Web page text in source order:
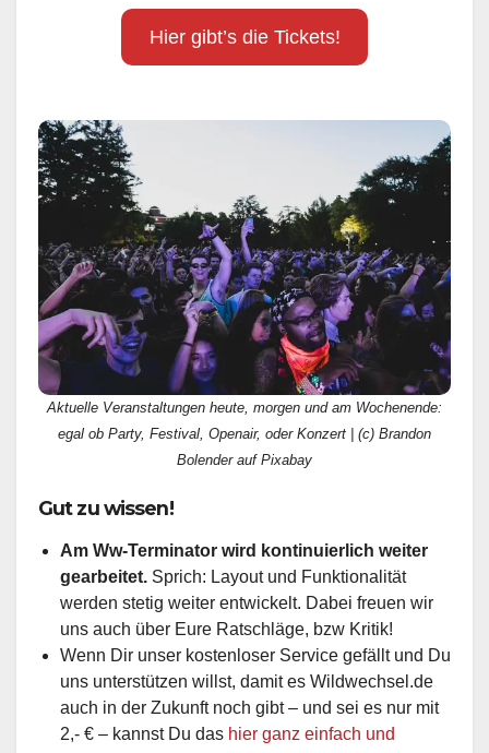
Hier gibt’s die Tickets!
Aktuelle Veranstaltungen heute, morgen und am Wochenende:
egal ob Party, Festival, Openair, oder Konzert | (c) Brandon
Bolender auf Pixabay
Gut zu wissen!
Am Ww-Terminator wird kontinuierlich weiter
gearbeitet. Sprich: Layout und Funktionalität
werden stetig weiter entwickelt. Dabei freuen wir
uns auch über Eure Ratschläge, bzw Kritik!
Wenn Dir unser kostenloser Service gefällt und Du
uns unterstützen willst, damit es Wildwechsel.de
auch in der Zukunft noch gibt – und sei es nur mit
2,- € – kannst Du das hier ganz einfach und